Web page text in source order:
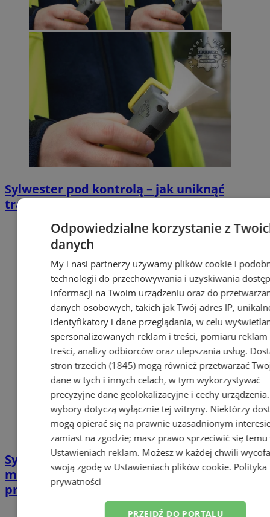
Sylwester pod kontrolą – jak uniknąć
tragedii na drodze?
Sylwestrowe udogodnienia w komunikacji
miejskiej: Dodatkowe kursy i bezpłatne
przejazdy
Odpowiedzialne korzystanie z
danych
My i nasi partnerzy używamy plików cookie i
technologii do przechowywania i uzyskiwania
informacji na Twoim urządzeniu oraz do
danych osobowych, takich jak Twój adres IP,
identyfikatory i dane przeglądania, w celu
spersonalizowanych reklam i treści, pomiaru reklam
treści, analizy odbiorców oraz ulepszania usług.
stron trzecich (1845)mogą również przetwarzać
dane w tych i innych celach, w tym wykorzystywać
precyzyjne dane geolokalizacyjne i cechy
wybory dotyczą wyłącznie tej witryny. Niektórzy
mogą opierać się na prawnie uzasadnionym
zamiast na zgodzie; masz prawo sprzeciwić się temu
Ustawieniach reklam. Możesz w każdej chwili
swoją zgodę w Ustawieniach plików cookie. Polityka
prywatności
PRZEJDŹ DO PORTALU